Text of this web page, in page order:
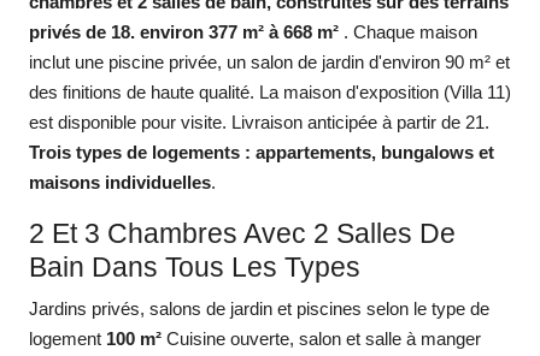
privés de 18. environ 377 m² à 668 m² . Chaque maison
inclut une piscine privée, un salon de jardin d'environ 90 m² et
des finitions de haute qualité. La maison d'exposition (Villa 11)
est disponible pour visite. Livraison anticipée à partir de 21.
Trois types de logements : appartements, bungalows et
maisons individuelles.
2 Et 3 Chambres Avec 2 Salles De
Bain Dans Tous Les Types
Jardins privés, salons de jardin et piscines selon le type de
logement 100 m² Cuisine ouverte, salon et salle à manger